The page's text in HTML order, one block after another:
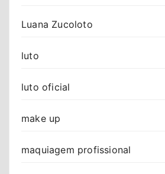
Luana Zucoloto
luto
luto oficial
make up
maquiagem profissional